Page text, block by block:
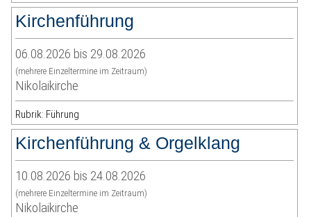
Kirchenführung
06.08.2026 bis 29.08.2026
(mehrere Einzeltermine im Zeitraum)
Nikolaikirche
Rubrik: Führung
Kirchenführung & Orgelklang
10.08.2026 bis 24.08.2026
(mehrere Einzeltermine im Zeitraum)
Nikolaikirche